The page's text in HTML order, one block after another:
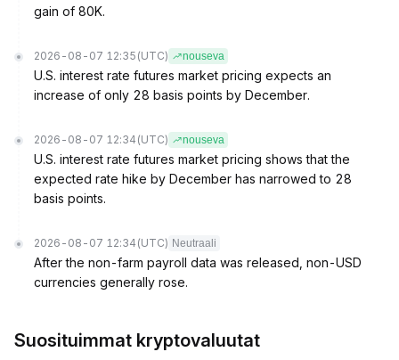
gain of 80K.
2026-08-07 12:35 (UTC) nouseva
U.S. interest rate futures market pricing expects an
increase of only 28 basis points by December.
2026-08-07 12:34 (UTC) nouseva
U.S. interest rate futures market pricing shows that the
expected rate hike by December has narrowed to 28
basis points.
2026-08-07 12:34 (UTC) Neutraali
After the non-farm payroll data was released, non-USD
currencies generally rose.
Suosituimmat kryptovaluutat